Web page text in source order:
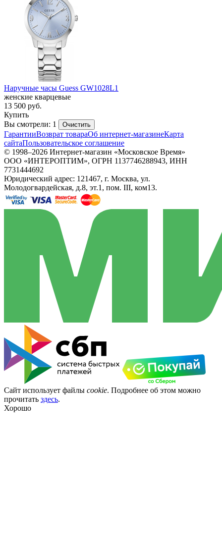
Наручные часы Guess GW1028L1
женские кварцевые
13 500 руб.
Купить
Вы смотрели: 1
Очистить
ГарантииВозврат товараОб интернет-магазинеКарта
сайтаПользовательское соглашение
© 1998–2026 Интернет-магазин «Московское Время»
ООО «ИНТЕРОПТИМ», ОГРН 1137746288943, ИНН
7731444692
Юридический адрес: 121467, г. Москва, ул.
Молодогвардейская, д.8, эт.1, пом. III, ком13.
Сайт использует файлы cookie. Подробнее об этом можно
прочитать здесь.
Хорошо